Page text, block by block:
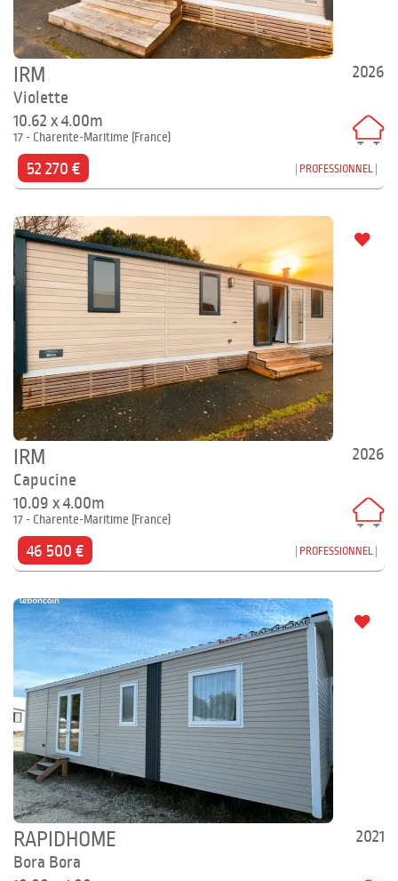
2026
IRM
Violette
10.62 x 4.00m
17 - Charente-Maritime (France)
52 270 € PROFESSIONNEL
2026
IRM
Capucine
10.09 x 4.00m
17 - Charente-Maritime (France)
46 500 € PROFESSIONNEL
2021
RAPIDHOME
Bora Bora